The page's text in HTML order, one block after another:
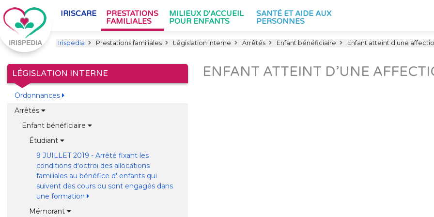
IRISCARE
PRESTATIONS
FAMILIALES
MILIEUX D'ACCUEIL
POUR ENFANTS
SANTÉ ET AIDE AUX
PERSONNES
Irispedia Prestations familiales Législation interne Arrêtés Enfant bénéficiaire Enfant atteint d'une
LÉGISLATION INTERNE
Ordonnances
Arrêtés
Enfant bénéficiaire
Étudiant
9 JUILLET 2019 - Arrêté fixant les
conditions d'octroi des allocations
familiales au bénéfice d' enfants qui
suivent des cours ou sont engagés dans
une formation
Mémorant
ENFANT ATTEINT D’UNE